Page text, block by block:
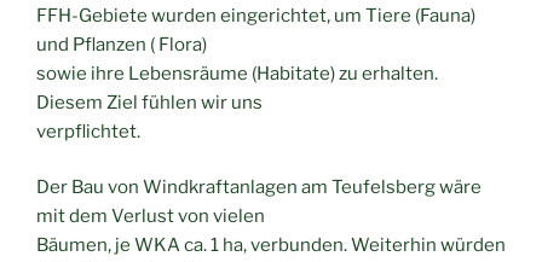
FFH-Gebiete wurden eingerichtet, um Tiere (Fauna)
und Pflanzen ( Flora)
sowie ihre Lebensräume (Habitate) zu erhalten.
Diesem Ziel fühlen wir uns
verpflichtet.
Der Bau von Windkraftanlagen am Teufelsberg wäre
mit dem Verlust von vielen
Bäumen, je WKA ca. 1 ha, verbunden. Weiterhin würden